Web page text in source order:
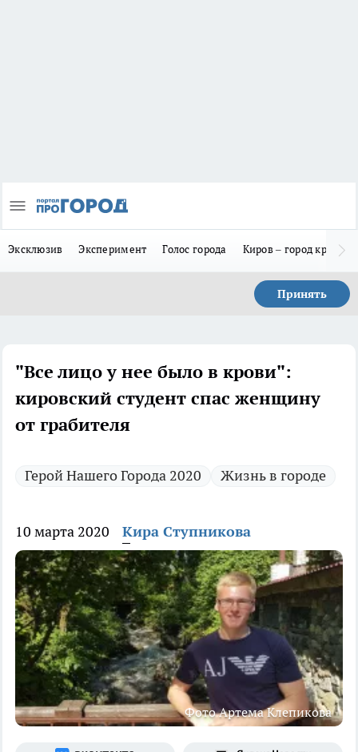
Эксклюзив Эксперимент Голос города Киров – город
Принять
"Все лицо у нее было в крови":
кировский студент спас женщину
от грабителя
Герой Нашего Города 2020 Жизнь в городе
10 марта 2020 Кира Ступникова
Фото Артема Клепикова